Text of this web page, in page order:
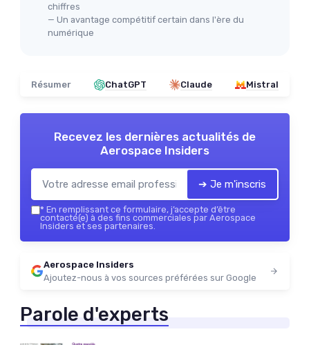
chiffres
— Un avantage compétitif certain dans l'ère du
numérique
Résumer ChatGPT Claude Mistral
Recevez les dernières actualités de
Aerospace Insiders
➔ Je m'inscris
* En remplissant ce formulaire, j’accepte d’être
contacté(e) à des fins commerciales par Aerospace
Insiders et ses partenaires.
Aerospace Insiders
Ajoutez-nous à vos sources préférées sur Google
Parole d'experts